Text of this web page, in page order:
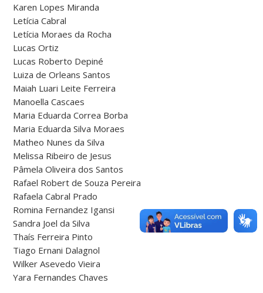
Karen Lopes Miranda
Letícia Cabral
Letícia Moraes da Rocha
Lucas Ortiz
Lucas Roberto Depiné
Luiza de Orleans Santos
Maiah Luari Leite Ferreira
Manoella Cascaes
Maria Eduarda Correa Borba
Maria Eduarda Silva Moraes
Matheo Nunes da Silva
Melissa Ribeiro de Jesus
Pâmela Oliveira dos Santos
Rafael Robert de Souza Pereira
Rafaela Cabral Prado
Romina Fernandez Igansi
Sandra Joel da Silva
Thaís Ferreira Pinto
Tiago Ernani Dalagnol
Wilker Asevedo Vieira
Yara Fernandes Chaves